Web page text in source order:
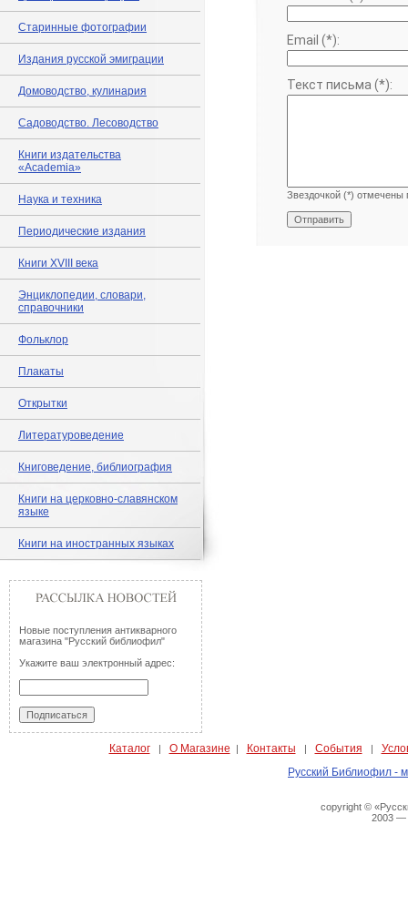
Старинные фотографии
Издания русской эмиграции
Домоводство, кулинария
Садоводство. Лесоводство
Книги издательства
«Academia»
Наука и техника
Периодические издания
Книги XVIII века
Энциклопедии, словари,
справочники
Фольклор
Плакаты
Открытки
Литературоведение
Книговедение, библиография
Книги на церковно-славянском
языке
Книги на иностранных языках
Новые поступления антикварного
магазина "Русский библиофил"
Укажите ваш электронный адрес:
Email (*):
Текст письма (*):
Звездочкой (*) отмечены
Каталог| О Магазине | Контакты | События |
Русский Библиофил -
copyright ©
2003 —